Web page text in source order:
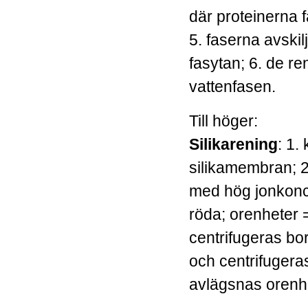
där proteinerna
5. faserna
fasytan; 6. de
vattenfasen.
Till höger:
Silikarening: 1.
silikamembran;
med hög
röda; orenheter
centrifugeras
och
avlägsnas